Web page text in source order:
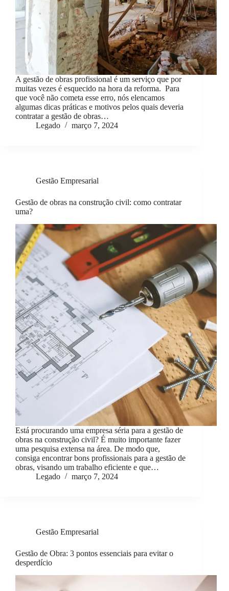
A gestão de obras profissional é um serviço que por
muitas vezes é esquecido na hora da reforma. Para
que você não cometa esse erro, nós elencamos
algumas dicas práticas e motivos pelos quais deveria
contratar a gestão de obras…
Legado
março 7, 2024
Gestão Empresarial
Gestão de obras na construção civil: como contratar
uma?
Está procurando uma empresa séria para a gestão de
obras na construção civil? É muito importante fazer
uma pesquisa extensa na área. De modo que,
consiga encontrar bons profissionais para a gestão de
obras, visando um trabalho eficiente e que…
Legado
março 7, 2024
Gestão Empresarial
Gestão de Obra: 3 pontos essenciais para evitar o
desperdício